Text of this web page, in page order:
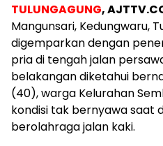
TULUNGAGUNG,
Mangunsari, Kedungwaru,
digemparkan dengan
pria di tengah jalan
belakangan diketahui
(40), warga Kelurahan
kondisi tak bernyawa saat
berolahraga jalan kaki.